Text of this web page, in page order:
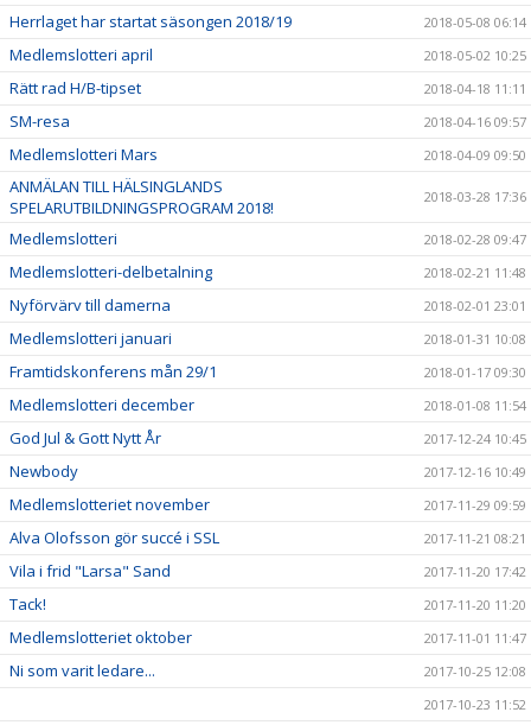
Herrlaget har startat säsongen 2018/19 2018-05-08 06:14
Medlemslotteri april 2018-05-02 10:25
Rätt rad H/B-tipset 2018-04-18 11:11
SM-resa 2018-04-16 09:57
Medlemslotteri Mars 2018-04-09 09:50
ANMÄLAN TILL HÄLSINGLANDS
SPELARUTBILDNINGSPROGRAM 2018!
2018-03-28 17:36
Medlemslotteri 2018-02-28 09:47
Medlemslotteri-delbetalning 2018-02-21 11:48
Nyförvärv till damerna 2018-02-01 23:01
Medlemslotteri januari 2018-01-31 10:08
Framtidskonferens mån 29/1 2018-01-17 09:30
Medlemslotteri december 2018-01-08 11:54
God Jul & Gott Nytt År 2017-12-24 10:45
Newbody 2017-12-16 10:49
Medlemslotteriet november 2017-11-29 09:59
Alva Olofsson gör succé i SSL 2017-11-21 08:21
Vila i frid "Larsa" Sand 2017-11-20 17:42
Tack! 2017-11-20 11:20
Medlemslotteriet oktober 2017-11-01 11:47
Ni som varit ledare...
2017-10-25 12:08
2017-10-23 11:52